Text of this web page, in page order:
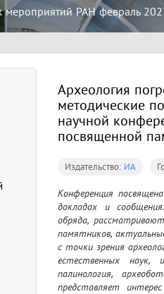
РАН февраль
Археология
методические
научной
посвященной
Издательство: ИА
Конференция
докладах и
обряда,
памятников,
с точки зрения
естественных наук,
палинология,
представляет